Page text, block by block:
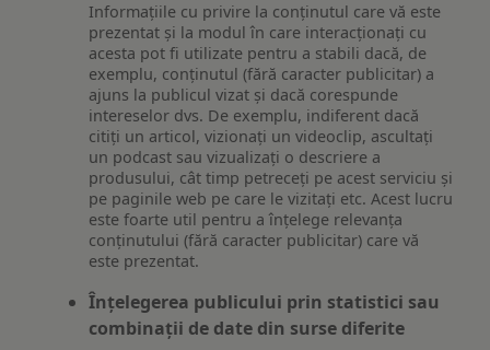
Informațiile cu privire la conținutul care vă este
prezentat și la modul în care interacționați cu
acesta pot fi utilizate pentru a stabili dacă, de
exemplu, conținutul (fără caracter publicitar) a
ajuns la publicul vizat și dacă corespunde
intereselor dvs. De exemplu, indiferent dacă
citiți un articol, vizionați un videoclip, ascultați
un podcast sau vizualizați o descriere a
produsului, cât timp petreceți pe acest serviciu și
pe paginile web pe care le vizitați etc. Acest lucru
este foarte util pentru a înțelege relevanța
conținutului (fără caracter publicitar) care vă
este prezentat.
Înțelegerea publicului prin statistici sau
combinații de date din surse diferite